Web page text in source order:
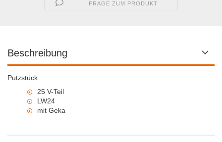
FRAGE ZUM PRODUKT
Beschreibung
Putzstück
25 V-Teil
LW24
mit Geka